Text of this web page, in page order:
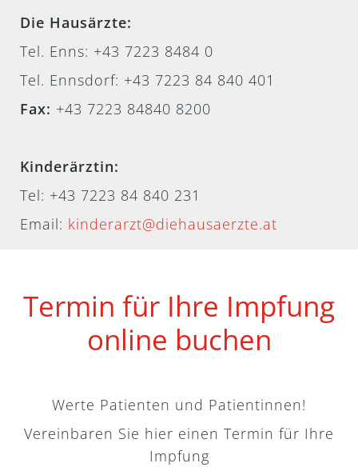
Die Hausärzte:
Tel. Enns: +43 7223 8484 0
Tel. Ennsdorf: +43 7223 84 840 401
Fax: +43 7223 84840 8200
Kinderärztin:
Tel: +43 7223 84 840 231
Email: kinderarzt@diehausaerzte.at
Termin für Ihre Impfung
online buchen
Werte Patienten und Patientinnen!
Vereinbaren Sie hier einen Termin für Ihre
Impfung